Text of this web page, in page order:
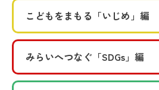
こどもをまもる 「いじめ」編
みらいへつなぐ 「SDGs」編